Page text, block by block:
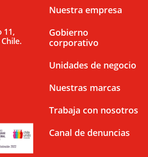
11,
Nuestra empresa
Gobierno
corporativo
Unidades de negocio
Nuestras marcas
Trabaja con nosotros
Canal de denuncias